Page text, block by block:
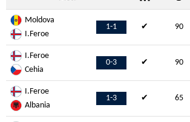
Moldova
1-1
I.Feroe
✔ 90
I.Feroe
0-3
Cehia
✔ 90
I.Feroe
1-3
Albania
✔ 65